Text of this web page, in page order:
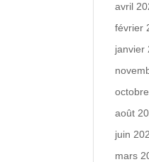
avril
février
janvier
août
juin
mars